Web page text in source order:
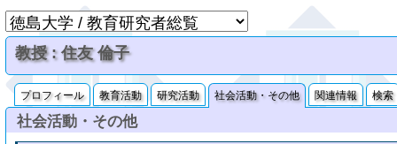
教授 : 住友 倫子
プロフィール 教育活動 研究活動 社会活動・その他 関連情報 検索
社会活動・その他